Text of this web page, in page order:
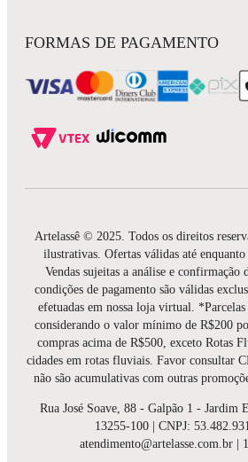
FORMAS DE PAGAMENTO
Artelassê © 2025. Todos os direitos
ilustrativas. Ofertas válidas até enquanto
Vendas sujeitas a análise e confirmação
condições de pagamento são válidas
efetuadas em nossa loja virtual.
considerando o valor mínimo de R$200
compras acima de R$500, exceto Rotas
cidades em rotas fluviais. Favor consultar
não são acumulativas com outras
Rua José Soave, 88 - Galpão 1 - Jardim
13255-100 | CNPJ:
atendimento@artelasse.com.br |